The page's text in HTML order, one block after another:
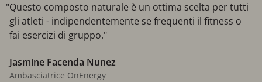
"Questo composto naturale è un ottima scelta per tutti
gli atleti - indipendentemente se frequenti il fitness o
fai esercizi di gruppo."
Jasmine Facenda Nunez
Ambasciatrice OnEnergy